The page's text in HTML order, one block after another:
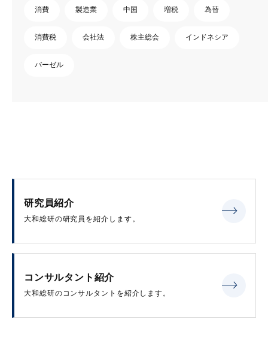
消費 製造業 中国 増税 為替
消費税 会社法 株主総会 インドネシア
バーゼル
研究員紹介
大和総研の研究員を紹介します。
コンサルタント紹介
大和総研のコンサルタントを紹介します。